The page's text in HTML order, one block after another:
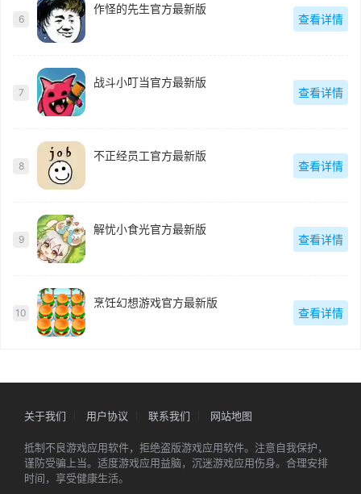
6
作怪的先生官方最新版
查看详情
7
战斗小叮当官方最新版
查看详情
8
不正经员工官方最新版
查看详情
9
解忧小食光官方最新版
查看详情
10
烹饪幻想游戏官方最新版
查看详情
关于我们 用户协议 联系我们 网站地图
抵制不良游戏应用软件，拒绝盗版游戏应用软件。注意自我保护，
谨防受骗上当。适度游戏应用益脑，沉迷游戏应用伤身。合理安排
时间，享受健康生活。